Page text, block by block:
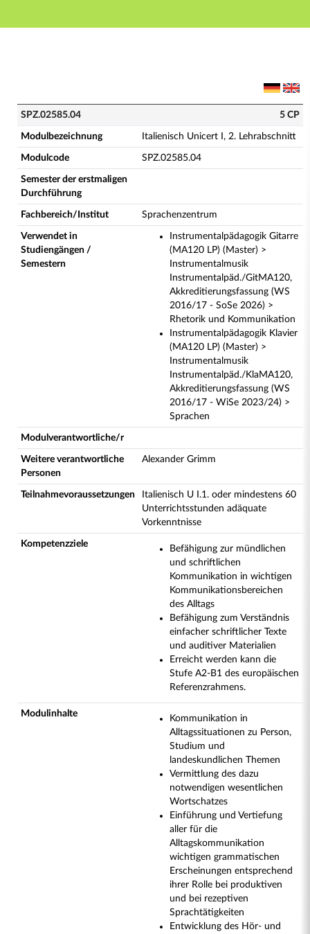
Hauptnavigation
SPZ.02585.04 - Italienisch Unicert I, 2. Lehrabschnitt
SPZ.02585.04 5 CP
Modulbezeichnung Italienisch Unicert I, 2. Lehrabschnitt
Modulcode SPZ.02585.04
Semester der erstmaligen
Durchführung
Fachbereich/Institut Sprachenzentrum
Verwendet in
Studiengängen /
Semestern
Instrumentalpädagogik Gitarre
(MA120 LP) (Master) >
Instrumentalmusik
Instrumentalpäd./GitMA120,
Akkreditierungsfassung (WS
2016/17 - SoSe 2026) >
Rhetorik und Kommunikation
Instrumentalpädagogik Klavier
(MA120 LP) (Master) >
Instrumentalmusik
Instrumentalpäd./KlaMA120,
Akkreditierungsfassung (WS
2016/17 - WiSe 2023/24) >
Sprachen
Modulverantwortliche/r
Weitere verantwortliche
Personen
Alexander Grimm
Teilnahmevoraussetzungen
Italienisch U I.1. oder mindestens 60
Unterrichtsstunden adäquate
Vorkenntnisse
Kompetenzziele
Befähigung zur mündlichen
und schriftlichen
Kommunikation in wichtigen
Kommunikationsbereichen
des Alltags
Befähigung zum Verständnis
einfacher schriftlicher Texte
und auditiver Materialien
Erreicht werden kann die
Stufe A2-B1 des europäischen
Referenzrahmens.
Modulinhalte
Kommunikation in
Alltagssituationen zu Person,
Studium und
landeskundlichen Themen
Vermittlung des dazu
notwendigen wesentlichen
Wortschatzes
Einführung und Vertiefung
aller für die
Alltagskommunikation
wichtigen grammatischen
Erscheinungen entsprechend
ihrer Rolle bei produktiven
und bei rezeptiven
Sprachtätigkeiten
Entwicklung des Hör- und